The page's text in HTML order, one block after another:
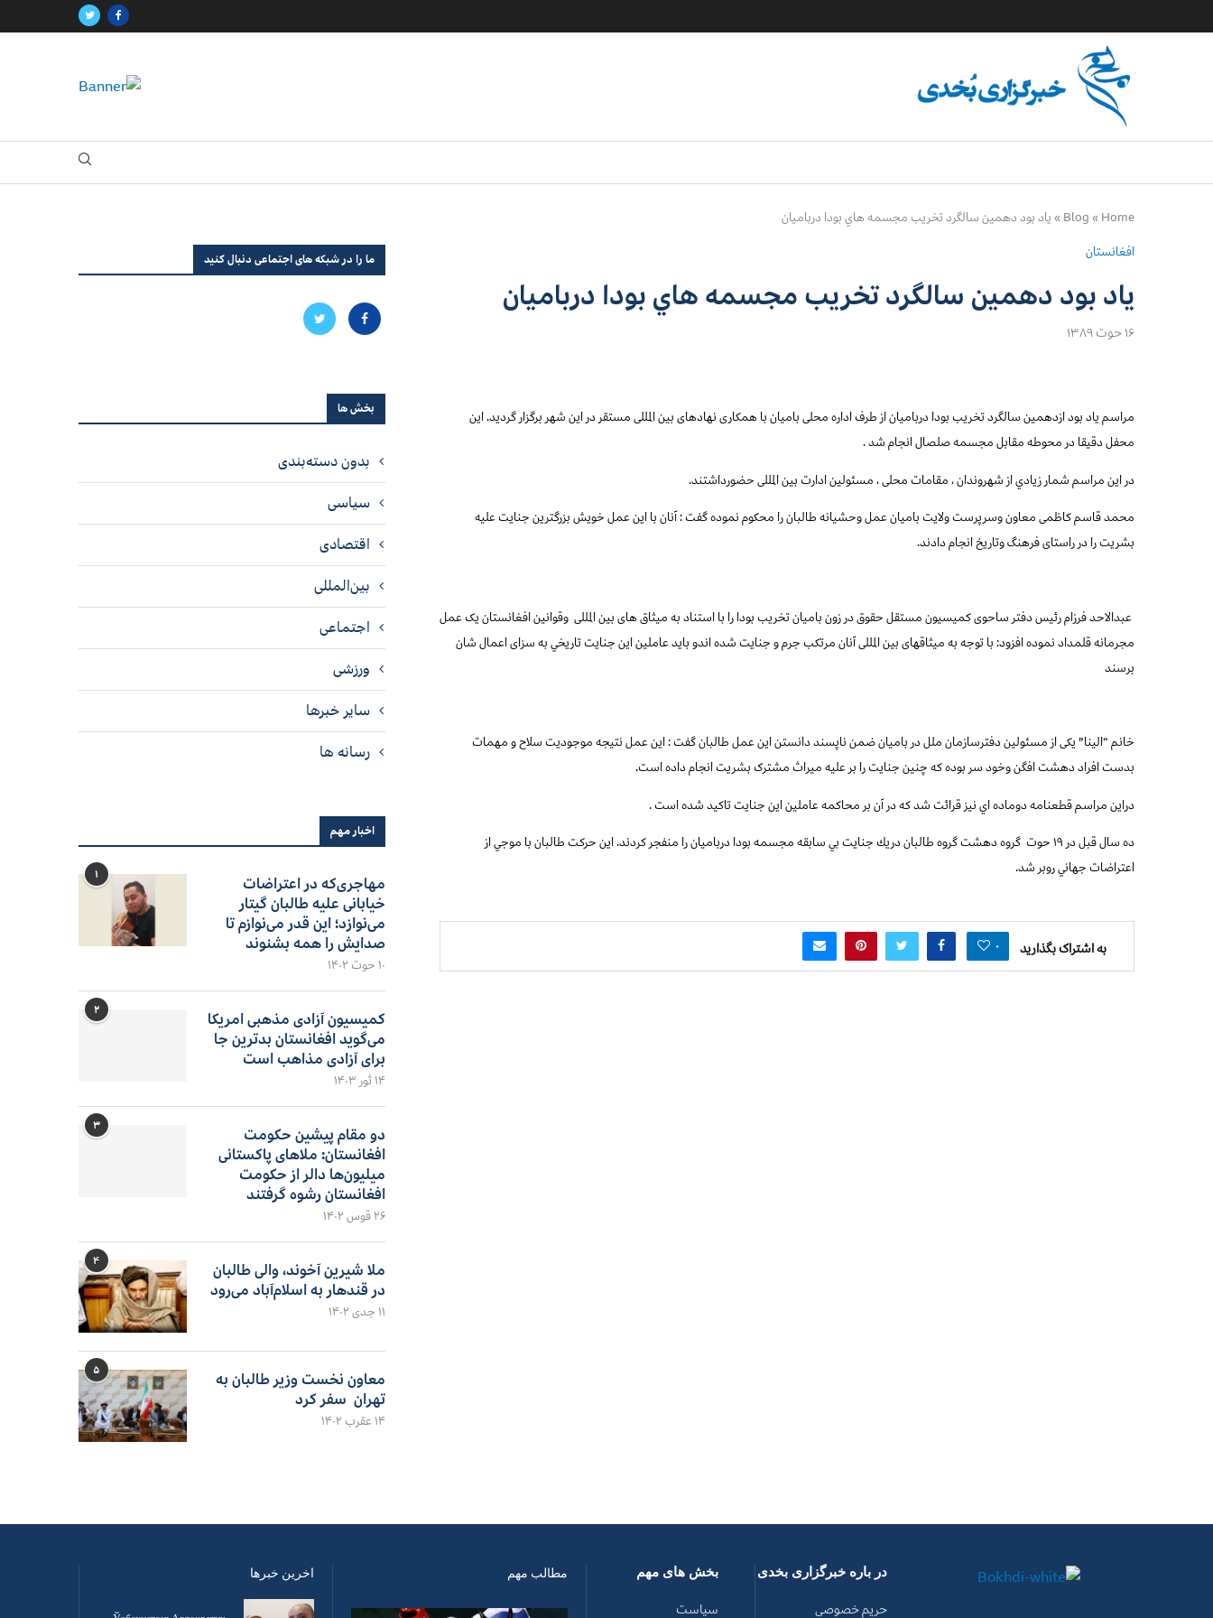
Home
»
Blog
» ياد بود دهمين سالگرد تخريب مجسمه هاي بودا درباميان
افغانستان
ياد بود دهمين سالگرد تخريب مجسمه هاي بودا درباميان
۱۶ حوت ۱۳۸۹
مراسم یاد بود ازدهمين سالگرد تخريب بودا درباميان از طرف اداره محلی بامیان باهمکاری نهادهای بین المللی مستقر در اين شهر برگزار گرديد. اين
محفل دقيقا در محوطه مقابل مجسمه صلصال انجام شد .
در این مراسم شمار زيادي از شهروندان ، مقامات محلی ، مسئولین ادارت بین المللی حضورداشتند.
محمد قاسم کاظمی معاون وسرپرست ولایت بامیان عمل وحشیانه طالبان را محکوم نموده گفت : آنان با این عمل خویش بزرگترین جنایت علیه
بشریت را در راستای فرهنگ وتاریخ انجام دادند.
عبدالاحد فرزام رئیس دفتر ساحوی کمیسیون مستقل حقوق در زون بامیان تخریب بودا را با استناد به میثاق های بین المللی وقوانین افغانستان یک عمل
مجرمانه قلمداد نموده افزود: با توجه به میثاقهای بین المللی آنان مرتکب جرم و جنایت شدهاندو باید عاملین اين جنايت تاريخي به سزای اعمال شان
برسند
خانم “الینا” یکی از مسئولین دفترسازمان ملل در بامیان ضمن ناپسند دانستن اینعمل طالبان گفت : این عمل نتیجه موجودیت سلاح و مهمات
بدست افراد دهشت افگن وخود سر بوده که چنین جنایت را بر علیه میراث مشترک بشریت انجام داده است.
دراين مراسم قطعنامه دوماده اي نيز قرائت شد كه در آن بر محاكمه عاملين اين جنايت تاكيد شده است .
ده سال قبل در ۱۹ حوت
گروه دهشت گروه طالبان دريك جنايت بي سابقه مجسمه بودا درباميان را منفجر كردند. اين حركت طالبان با موجي از
اعتراضات جهاني روبر شد.
به اشتراک بگذارید ۰
ما را در شبکه های اجتماعی دنبال کنید
بخش ها
بدون دسته‌بندی
سیاسی
اقتصادی
بین‌المللی
اجتماعی
ورزشی
سایر خبرها
رسانه ها
اخبار مهم
۱
مهاجری‌که در اعتراضات
خیابانی علیه طالبان گیتار
می‌نوازد؛ این قدر می‌نوازم تا
صدایش را همه بشنوند
۱۰ حوت ۱۴۰۲
۲
کمیسیون آزادی مذهبی امریکا
می‌گوید افغانستان بدترین جا
برای آزادی مذاهب است
۱۴ ثور ۱۴۰۳
۳
دو مقام پیشین حکومت
افغانستان: ملاهای پاکستانی
میلیون‌ها دالر از حکومت
افغانستان رشوه گرفتند
۲۶ قوس ۱۴۰۲
۴
ملا شیرین آخوند، والی طالبان
در قندهار به اسلام‌آباد می‌رود
۱۱ جدی ۱۴۰۲
۵
معاون نخست وزیر طالبان به
تهران سفر کرد
۱۴ عقرب ۱۴۰۲
در باره خبرگزاری بخدی
حریم خصوصی
بخش های مهم
سیاست
مطالب مهم اخرین خبرها